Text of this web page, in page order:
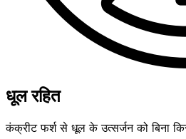
धूल रहित
कंक्रीट फर्श से धूल के उत्सर्जन को बिना